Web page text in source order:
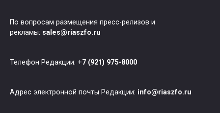
По вопросам размещения пресс-релизов и
рекламы: sales@riaszfo.ru
Телефон Редакции: +7 (921) 975-8000
Адрес электронной почты Редакции: info@riaszfo.ru